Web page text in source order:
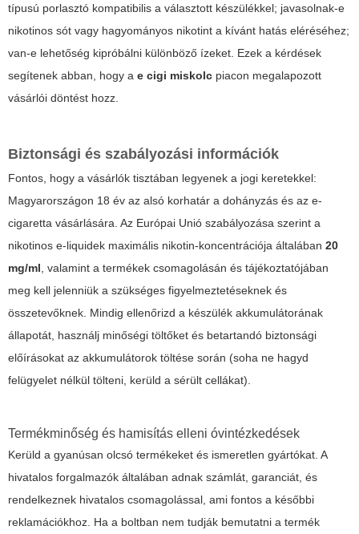
típusú porlasztó kompatibilis a választott készülékkel; javasolnak-e
nikotinos sót vagy hagyományos nikotint a kívánt hatás eléréséhez;
van-e lehetőség kipróbálni különböző ízeket. Ezek a kérdések
segítenek abban, hogy a e cigi miskolc piacon megalapozott
vásárlói döntést hozz.
Biztonsági és szabályozási információk
Fontos, hogy a vásárlók tisztában legyenek a jogi keretekkel:
Magyarországon 18 év az alsó korhatár a dohányzás és az e-
cigaretta vásárlására. Az Európai Unió szabályozása szerint a
nikotinos e-liquidek maximális nikotin-koncentrációja általában 20
mg/ml , valamint a termékek csomagolásán és tájékoztatójában
meg kell jelenniük a szükséges figyelmeztetéseknek és
összetevőknek. Mindig ellenőrizd a készülék akkumulátorának
állapotát, használj minőségi töltőket és betartandó biztonsági
előírásokat az akkumulátorok töltése során (soha ne hagyd
felügyelet nélkül tölteni, kerüld a sérült cellákat).
Termékminőség és hamisítás elleni óvintézkedések
Kerüld a gyanúsan olcsó termékeket és ismeretlen gyártókat. A
hivatalos forgalmazók általában adnak számlát, garanciát, és
rendelkeznek hivatalos csomagolással, ami fontos a későbbi
reklamációkhoz. Ha a boltban nem tudják bemutatni a termék